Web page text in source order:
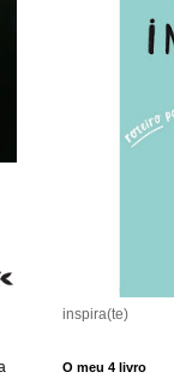
inspira(te)
O meu 4 livro